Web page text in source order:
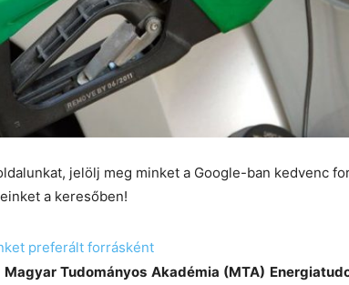
jelölj meg minket a Google-ban kedvenc
a keresőben!
preferált forrásként
Tudományos Akadémia (MTA)